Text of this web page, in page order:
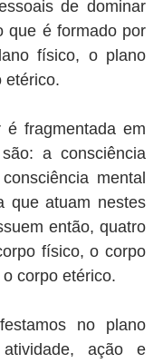
de dominar
que é formado por
físico, o plano
etérico.
é fragmentada em
a consciência
mental
que atuam nestes
então, quatro
físico, o corpo
corpo etérico.
no plano
ação e